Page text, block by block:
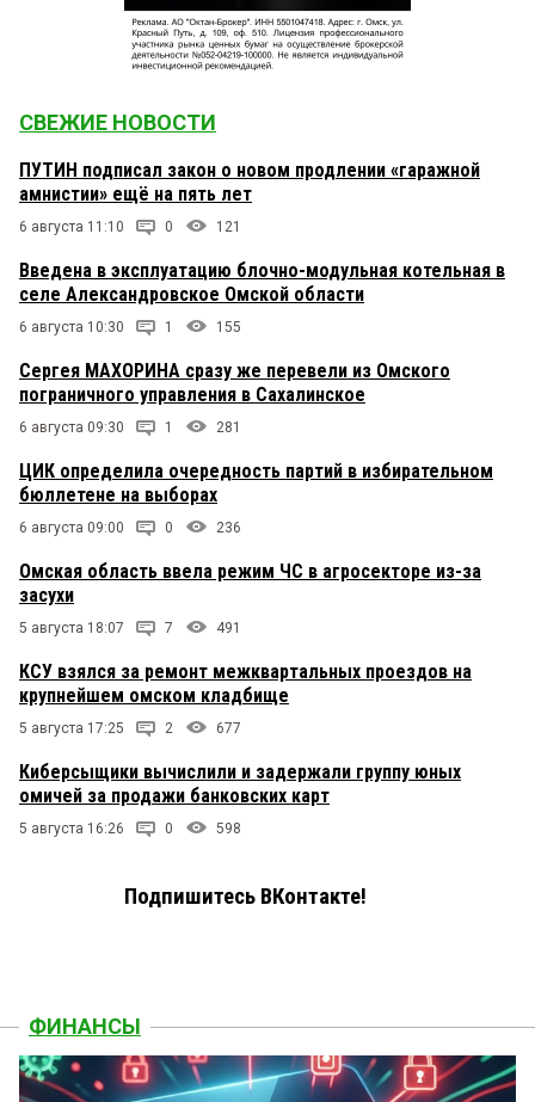
СВЕЖИЕ НОВОСТИ
ПУТИН подписал закон о новом продлении «гаражной
амнистии» ещё на пять лет
6 августа 11:10 0 121
Введена в эксплуатацию блочно-модульная котельная в
селе Александровское Омской области
6 августа 10:30 1 155
Сергея МАХОРИНА сразу же перевели из Омского
пограничного управления в Сахалинское
6 августа 09:30 1 281
ЦИК определила очередность партий в избирательном
бюллетене на выборах
6 августа 09:00 0 236
Омская область ввела режим ЧС в агросекторе из-за
засухи
5 августа 18:07 7 491
КСУ взялся за ремонт межквартальных проездов на
крупнейшем омском кладбище
5 августа 17:25 2 677
Киберсыщики вычислили и задержали группу юных
омичей за продажи банковских карт
5 августа 16:26 0 598
Подпишитесь ВКонтакте!
ФИНАНСЫ